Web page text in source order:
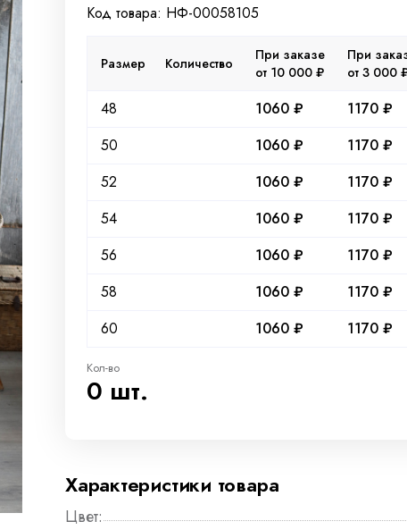
Код товара: НФ-00058105
Размер Количество
При заказе
от 10 000 ₽
При
от 3 000
48 1060 ₽ 1170 ₽
50
1060 ₽ 1170 ₽
52
1060 ₽ 1170 ₽
54
1060 ₽ 1170 ₽
56
1060 ₽ 1170 ₽
58
1060 ₽ 1170 ₽
60
1060 ₽ 1170 ₽
Кол-во
0 шт.
Характеристики товара
Цвет: